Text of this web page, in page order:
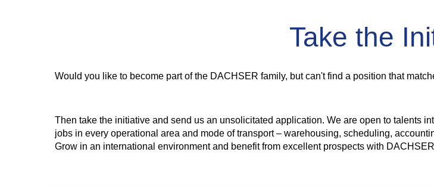
Take the
Would you like to become part of the DACHSER family, but can't find a position that
Then take the initiative and send us an unsolicitated application. We are open to talents
jobs in every operational area and mode of transport – warehousing, scheduling,
Grow in an international environment and benefit from excellent prospects with